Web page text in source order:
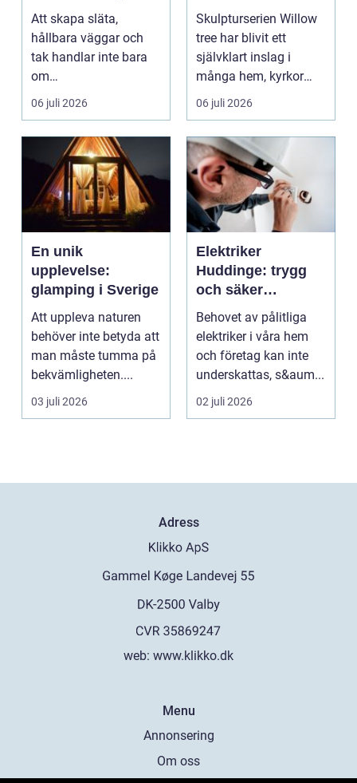
Att skapa släta,
hållbara väggar och
tak handlar inte bara
om
hantverksskicklighet.
Valet av materia...
06 juli 2026
Skulpturserien Willow
tree har blivit ett
självklart inslag i
många hem, kyrkor
och kapel...
06 juli 2026
En unik
upplevelse:
glamping i Sverige
Att uppleva naturen
behöver inte betyda att
man måste tumma på
bekvämligheten....
03 juli 2026
Elektriker
Huddinge: trygg
och säker
elinstallation
Behovet av pålitliga
elektriker i våra hem
och företag kan inte
underskattas, s&aum...
02 juli 2026
Adress
web: www.klikko.dk
Menu
Annonsering
Om oss